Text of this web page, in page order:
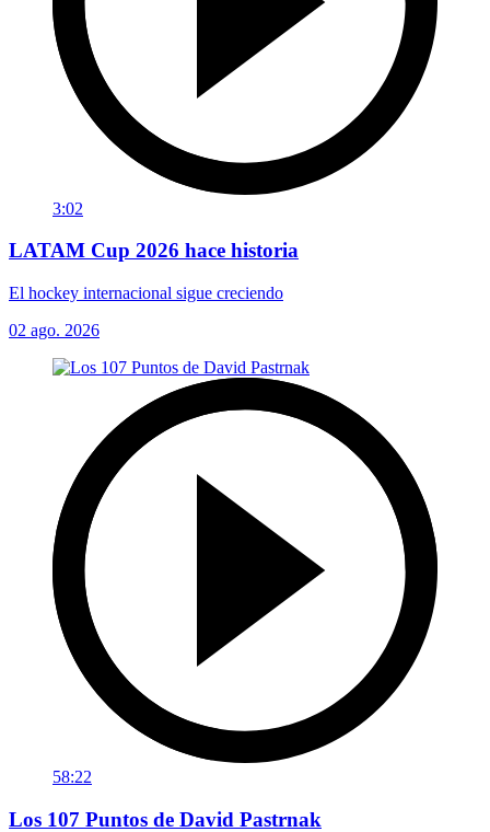
3:02
LATAM Cup 2026 hace historia
El hockey internacional sigue creciendo
02 ago. 2026
58:22
Los 107 Puntos de David Pastrnak